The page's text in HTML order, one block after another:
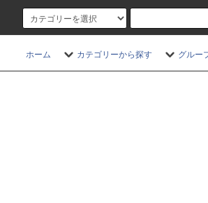
ホーム カテゴリーから探す グルー